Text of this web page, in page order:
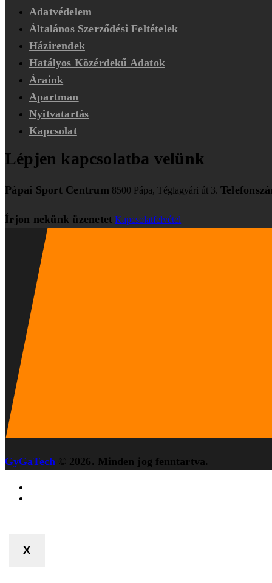
Adatvédelem
Általános Szerződési Feltételek
Házirendek
Hatályos Közérdekű Adatok
Áraink
Apartman
Nyitvatartás
Kapcsolat
Lépjen kapcsolatba velünk
Pápai Sport Centrum 8500 Pápa, Téglagyári út 3.
Írjon nekünk üzenetet Kapcsolatfelvétel
GyGaTech © 2026. Minden jog fenntartva.
X